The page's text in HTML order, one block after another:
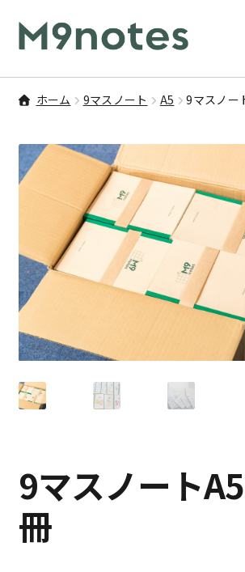
ナ
ビ
ゲ
ー
ョ
ン
へ
ッ
プ
コ
ン
テ
ン
へ
ス
キ
9マスノート
研修
M9notesのこと
お問い合わせ
アカウント
ご利用案内
特定商取引法に基づく表記
ホーム 9マスノート A5 9マスノー
9マスノート
冊